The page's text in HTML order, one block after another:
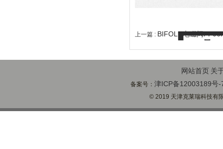
上一篇 : BIFOLD电磁阀
网站首页 关
备案号：津ICP备12003189号-
© 2019 天津克莱瑞科技有